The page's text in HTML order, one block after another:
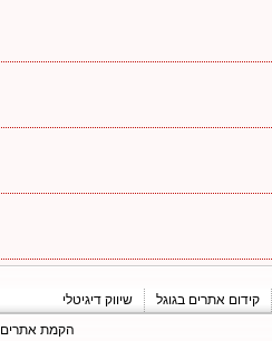
קידום אתרים בגוגל שיווק דיגיטלי
הקמת אתרים